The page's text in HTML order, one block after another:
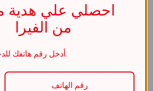
فضي
احصلي علي هدية
من الفيرا
أدخل رقم هاتفك للدخول في السحب.